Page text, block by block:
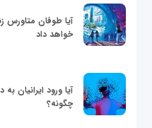
آیا طوفان متاورس
خواهد داد
آیا ورود ایرانیان
چگونه؟